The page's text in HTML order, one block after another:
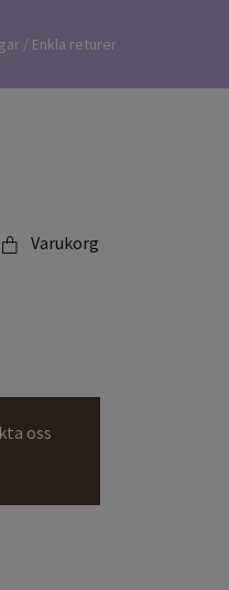
/ Enkla returer
Varukorg
oss